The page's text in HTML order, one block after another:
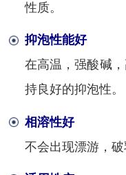
性质。
抑泡性能好
在高温，强酸碱
持良好的抑泡性。
相溶性好
不会出现漂游，破